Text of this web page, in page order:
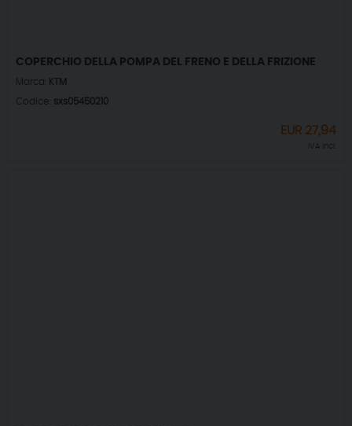
COPERCHIO DELLA POMPA DEL FRENO E DELLA FRIZIONE
Marca: KTM
Codice: sxs05450210
EUR 27,94
IVA incl.